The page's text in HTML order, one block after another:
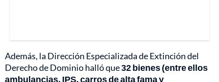
Además, la Dirección Especializada de Extinción del
Derecho de Dominio halló que32 bienes (entre ellos
ambulancias, IPS, carros de alta fama y